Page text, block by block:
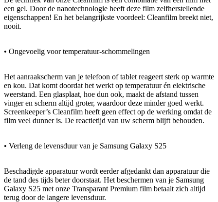
een gel. Door de nanotechnologie heeft deze film zelfherstellende
eigenschappen! En het belangrijkste voordeel: Cleanfilm breekt niet,
nooit.
• Ongevoelig voor temperatuur-schommelingen
Het aanraakscherm van je telefoon of tablet reageert sterk op warmte
en kou. Dat komt doordat het werkt op temperatuur én elektrische
weerstand. Een glasplaat, hoe dun ook, maakt de afstand tussen
vinger en scherm altijd groter, waardoor deze minder goed werkt.
Screenkeeper’s Cleanfilm heeft geen effect op de werking omdat de
film veel dunner is. De reactietijd van uw scherm blijft behouden.
• Verleng de levensduur van je Samsung Galaxy S25
Beschadigde apparatuur wordt eerder afgedankt dan apparatuur die
de tand des tijds beter doorstaat. Het beschermen van je Samsung
Galaxy S25 met onze Transparant Premium film betaalt zich altijd
terug door de langere levensduur.